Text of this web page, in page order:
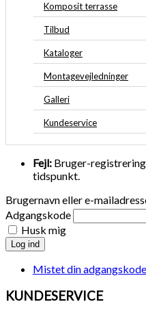
Komposit terrasse
Tilbud
Kataloger
Montagevejledninger
Galleri
Kundeservice
Fejl: Bruger-
tidspunkt.
Brugernavn eller e-
Adgangskode
Husk mig
Log ind
Mistet din
KUNDESERVICE